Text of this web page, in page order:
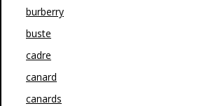
burberry
buste
cadre
canard
canards